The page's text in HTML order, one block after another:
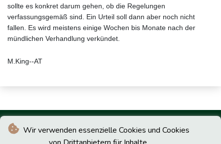
Wir verwenden essenzielle Cookies und Cookies
sollte es konkret darum gehen, ob die Regelungen
verfassungsgemäß sind. Ein Urteil soll dann aber noch nicht
fallen. Es wird meistens einige Wochen bis Monate nach der
mündlichen Verhandlung verkündet.
M.King--AT